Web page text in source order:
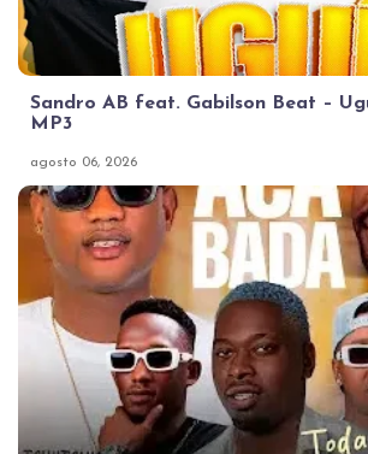
Sandro AB feat. Gabilson Beat –
MP3
agosto 06, 2026